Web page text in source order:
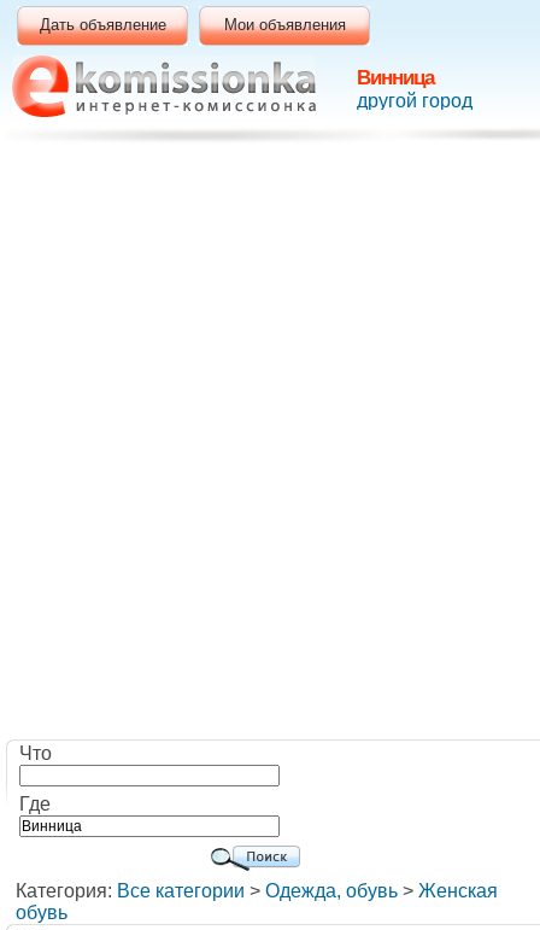
Винница
другой город
Дать объявление Мои объявления
Что
Где
Категория: Все категории > Одежда, обувь > Женская
обувь